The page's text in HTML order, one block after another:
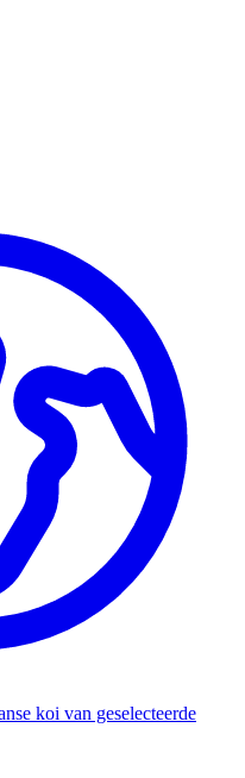
koi van geselecteerde